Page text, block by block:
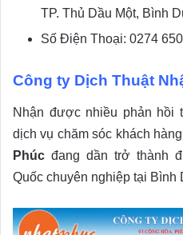
TP. Thủ Dầu Một, Bình
Số Điện Thoại: 0274
Công ty Dịch Thuật
Nhận được nhiều phản hồi
dịch vụ chăm sóc khách
Phúc đang dần trở thành
Quốc chuyên nghiệp tại Bình